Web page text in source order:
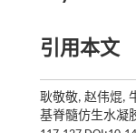
引用本文
耿敬敬, 赵伟焜,
基脊髓仿生水凝